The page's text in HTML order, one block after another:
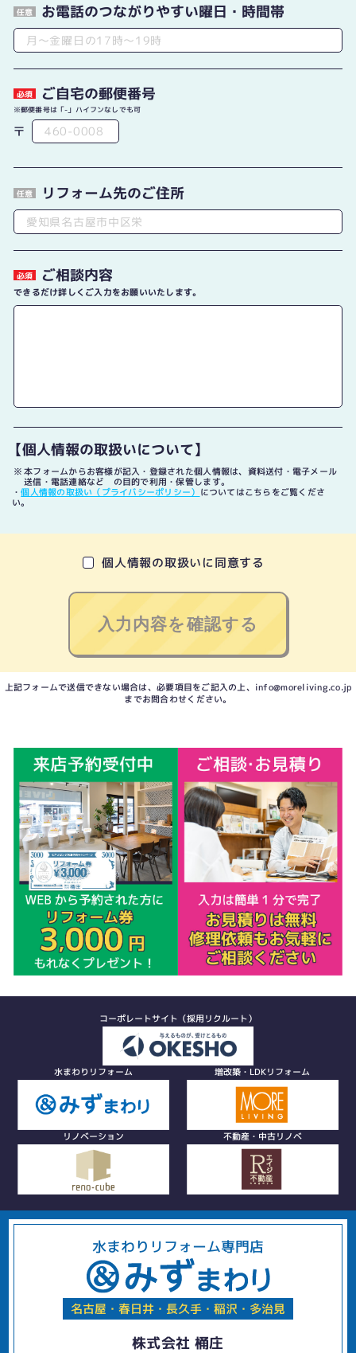
任意 お電話のつながりやすい曜日・時間帯
必須 ご自宅の郵便番号
郵便番号は「-」ハイフンなしでも可
〒
任意 リフォーム先のご住所
必須 ご相談内容
できるだけ詳しくご入力をお願いいたします。
【個人情報の取扱いについて】
本フォームからお客様が記入・登録された個人情報は、資料送付・電子メール
送信・電話連絡など の目的で利用・保管します。
・個人情報の取扱い（プライバシーポリシー） についてはこちらをご覧くださ
い。
個人情報の取扱いに同意する
上記フォームで送信できない場合は、必要項目をご記入の上、 info@moreliving.co.jp
までお問合わせください。
コーポレートサイト（採用リクルート）
水まわりリフォーム 増改築・LDKリフォーム
リノベーション 不動産・中古リノベ
水まわりリフォーム専門店
名古屋・春日井・長久手・稲沢・多治見
株式会社 桶庄